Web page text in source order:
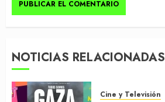
NOTICIAS RELACIONADAS
Cine y Televisión